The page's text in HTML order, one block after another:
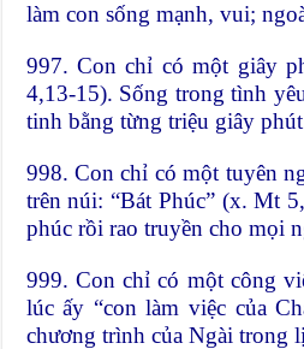
làm con sống mạnh, vui;
997. Con chỉ có một giây
4,13-15). Sống trong tình
tinh bằng từng triệu giây
998. Con chỉ có một tuyên
trên núi: “Bát Phúc” (x. Mt
phúc rồi rao truyền cho mọi
999. Con chỉ có một công
lúc ấy “con làm việc của
chương trình của Ngài trong